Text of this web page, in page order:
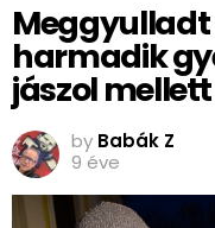
Meggyulladt
harmadik
jászol mellett
by Babák Z
9 éve